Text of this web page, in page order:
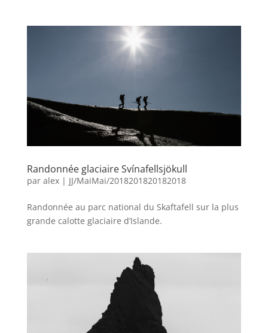
Randonnée glaciaire Svínafellsjökull
par alex| JJ/MaiMai/2018201820182018
Randonnée au parc national du Skaftafell sur la plus
grande calotte glaciaire d’Islande.